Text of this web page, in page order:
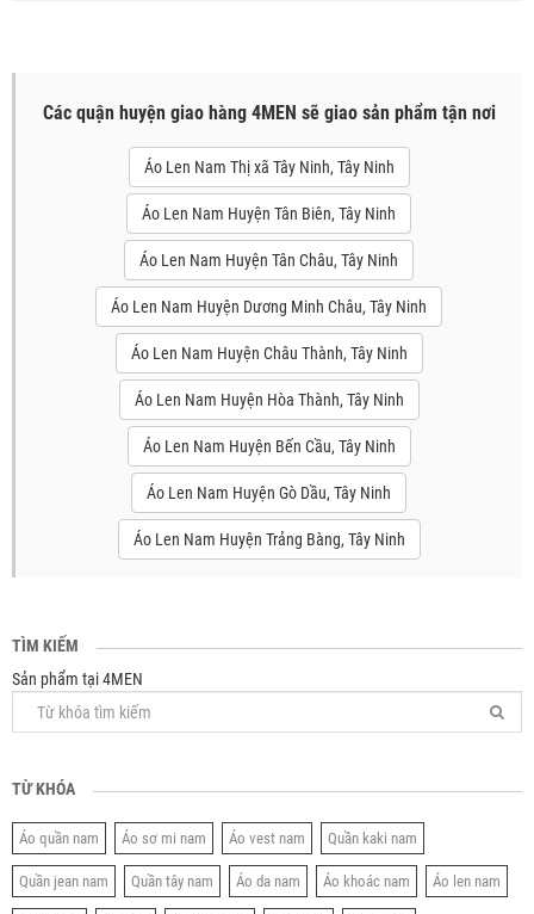
Các quận huyện giao hàng 4MEN sẽ giao sản phẩm tận nơi
Áo Len Nam Thị xã Tây Ninh, Tây Ninh
Áo Len Nam Huyện Tân Biên, Tây Ninh
Áo Len Nam Huyện Tân Châu, Tây Ninh
Áo Len Nam Huyện Dương Minh Châu, Tây Ninh
Áo Len Nam Huyện Châu Thành, Tây Ninh
Áo Len Nam Huyện Hòa Thành, Tây Ninh
Áo Len Nam Huyện Bến Cầu, Tây Ninh
Áo Len Nam Huyện Gò Dầu, Tây Ninh
Áo Len Nam Huyện Trảng Bàng, Tây Ninh
TÌM KIẾM
Sản phẩm tại 4MEN
TỪ KHÓA
Áo quần nam Áo sơ mi nam Áo vest nam Quần kaki nam
Quần jean nam Quần tây nam Áo da nam Áo khoác nam Áo len nam